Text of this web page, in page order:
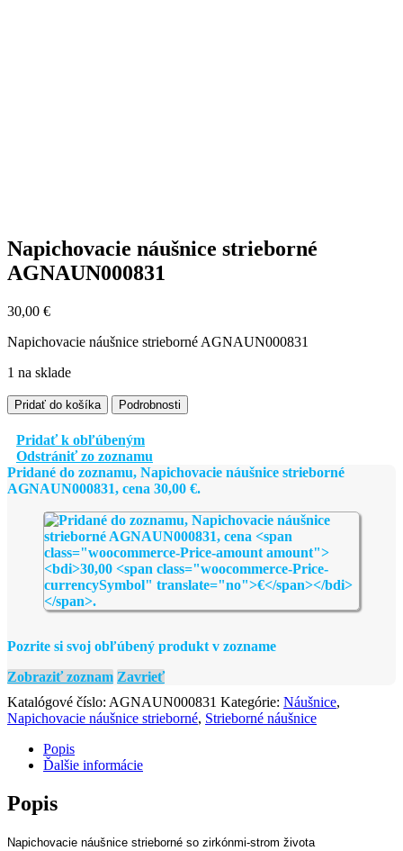
Napichovacie náušnice strieborné
AGNAUN000831
30,00 €
Napichovacie náušnice strieborné AGNAUN000831
1 na sklade
množstvo
Napichovacie
náušnice
strieborné
AGNAUN000831
Pridať do košíka Podrobnosti
Pridať k obľúbeným
Odstrániť zo zoznamu
Pridané do zoznamu, Napichovacie náušnice strieborné
AGNAUN000831, cena 30,00 €.
Pozrite si svoj obľúbený produkt v zozname
Zobraziť zoznam Zavrieť
Katalógové číslo: AGNAUN000831 Kategórie: Náušnice,
Napichovacie náušnice strieborné, Strieborné náušnice
Popis
Ďalšie informácie
Popis
Napichovacie náušnice strieborné so zirkónmi-strom života